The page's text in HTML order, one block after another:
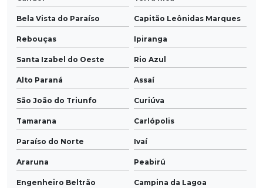
Bela Vista do Paraíso Capitão Leônidas Marques
Rebouças Ipiranga
Santa Izabel do Oeste Rio Azul
Alto Paraná Assaí
São João do Triunfo Curiúva
Tamarana Carlópolis
Paraíso do Norte Ivaí
Araruna Peabirú
Engenheiro Beltrão Campina da Lagoa